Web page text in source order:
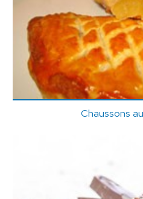
Chaussons